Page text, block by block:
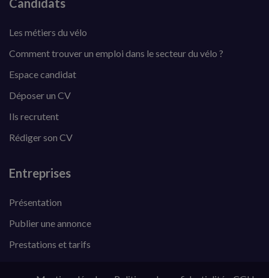
Candidats
Les métiers du vélo
Comment trouver un emploi dans le secteur du vélo ?
Espace candidat
Déposer un CV
Ils recrutent
Rédiger son CV
Entreprises
Présentation
Publier une annonce
Prestations et tarifs